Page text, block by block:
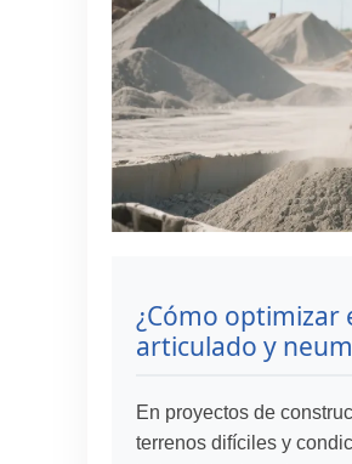
¿Cómo optimizar
articulado y
En proyectos de
terrenos difíciles y